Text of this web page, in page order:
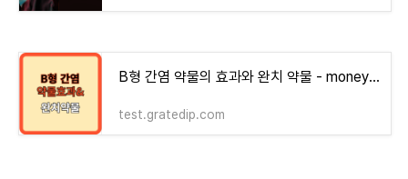
B형 간염 약물의 효과와 완치 약물 - money-health
test.gratedip.com